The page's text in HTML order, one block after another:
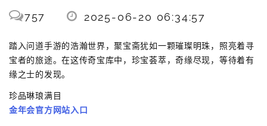
757 2025-06-20 06:34:57
踏入问道手游的浩瀚世界，聚宝斋犹如一颗璀璨明珠，照亮着寻
宝者的旅途。在这传奇宝库中，珍宝荟萃，奇缘尽现，等待着有
缘之士的发现。
珍品琳琅满目
金年会官方网站入口